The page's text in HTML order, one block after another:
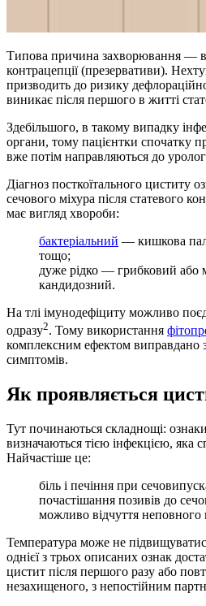
Типова причина захворювання —
контрацепції (презервативи).
призводить до ризику
виникає після першого в житті
Здебільшого, в такому випадку
органи, тому пацієнтки спочатку
вже потім направляються до
Діагноз посткоїтального циститу
сечового міхура після статевого
має вигляд хвороби:
бактеріальний — кишкова
тощо;
дуже рідко — грибковий або
кандидозний.
На тлі імунодефіциту можливо
одразу2. Тому використання
комплексним ефектом виправдано
симптомів.
Як проявляється
Тут починаються складнощі:
визначаються тією інфекцією, яка
Найчастіше це:
біль і печіння при
почастішання позивів до
можливо відчуття неповного
Температура може не
однієї з трьох описаних ознак
цистит після першого разу або
незахищеного, з непостійним